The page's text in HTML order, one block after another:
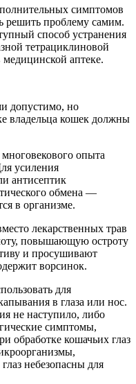
симптомов
решить проблему самим.
способ устранения
тетрациклиновой
аптеке.
допустимо, но
владельца кошек должны
опыта
усиления
антисептик
обмена —
в организме.
лекарственных трав
повышающую остроту
и просушивают
ворсинок.
для
в глаза или нос.
не наступило, либо
симптомы,
обработке кошачьих глаз
небезопасны для